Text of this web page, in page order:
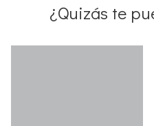
¿Quizás te